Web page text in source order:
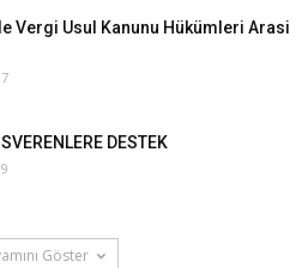
Vergi Usul Kanunu Hükümleri Arasi
DESTEK
Göster